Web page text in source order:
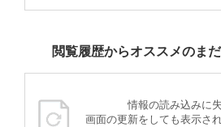
閲覧履歴からオススメのま
情報の読み込みに
画面の更新をしても表示さ